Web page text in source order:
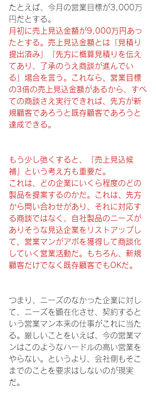
たとえば、今月の営業目標が3,000万
円だとする。
月初に売上見込金額が9,000万円あっ
たとする。売上見込金額とは「見積り
提出済み」「先方に概算見積りを伝え
てあり、了承のうえ商談が進んでい
る」場合を言う。これなら、営業目標
の3倍の売上見込金額があるから、すべ
ての商談さえ実行できれば、先方が新
規顧客であろうと既存顧客であろうと
達成できる。
もう少し弛くすると、「売上見込候
補」という考え方も重要だ。
これは、どの企業にいくら程度のどの
製品を提案するのかだ。これは、先方
から問い合わせがあり、それに対応す
る商談ではなく、自社製品のニーズが
ありそうな見込企業をリストアップし
て、営業マンがアポを獲得して商談化
していく営業活動だ。もちろん、新規
顧客だけでなく既存顧客でもOKだ。
つまり、ニーズのなかった企業に対し
て、ニーズを顕在化させ、契約すると
いう営業マン本来の仕事がこれに当た
る。厳しいことをいえば、今の営業マ
ンはこのようなハードルの高い営業を
やらない。というより、会社側もそこ
までのことを要求はしないのが現実
だ。